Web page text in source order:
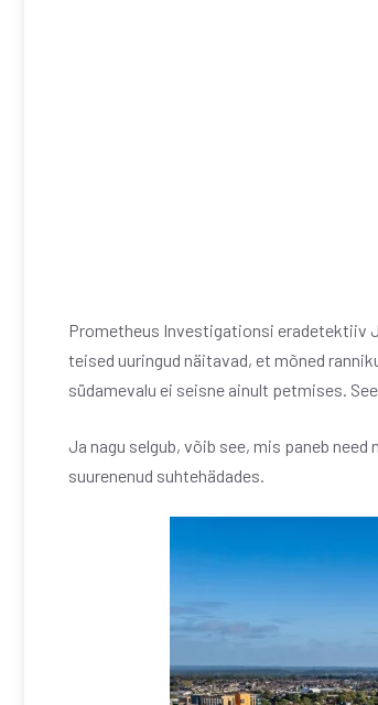
Prometheus Investigationsi eradetektiiv
teised uuringud näitavad, et mõned
südamevalu ei seisne ainult petmises.
Ja nagu selgub, võib see, mis paneb
suurenenud suhtehädades.